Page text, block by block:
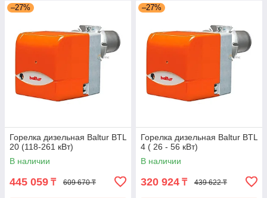
–27%
Горелка дизельная Baltur BTL
20 (118-261 кВт)
В наличии
445 059 ₸ 609 670 ₸
–27%
Горелка дизельная Baltur BTL
4 ( 26 - 56 кВт)
В наличии
320 924 ₸ 439 622 ₸